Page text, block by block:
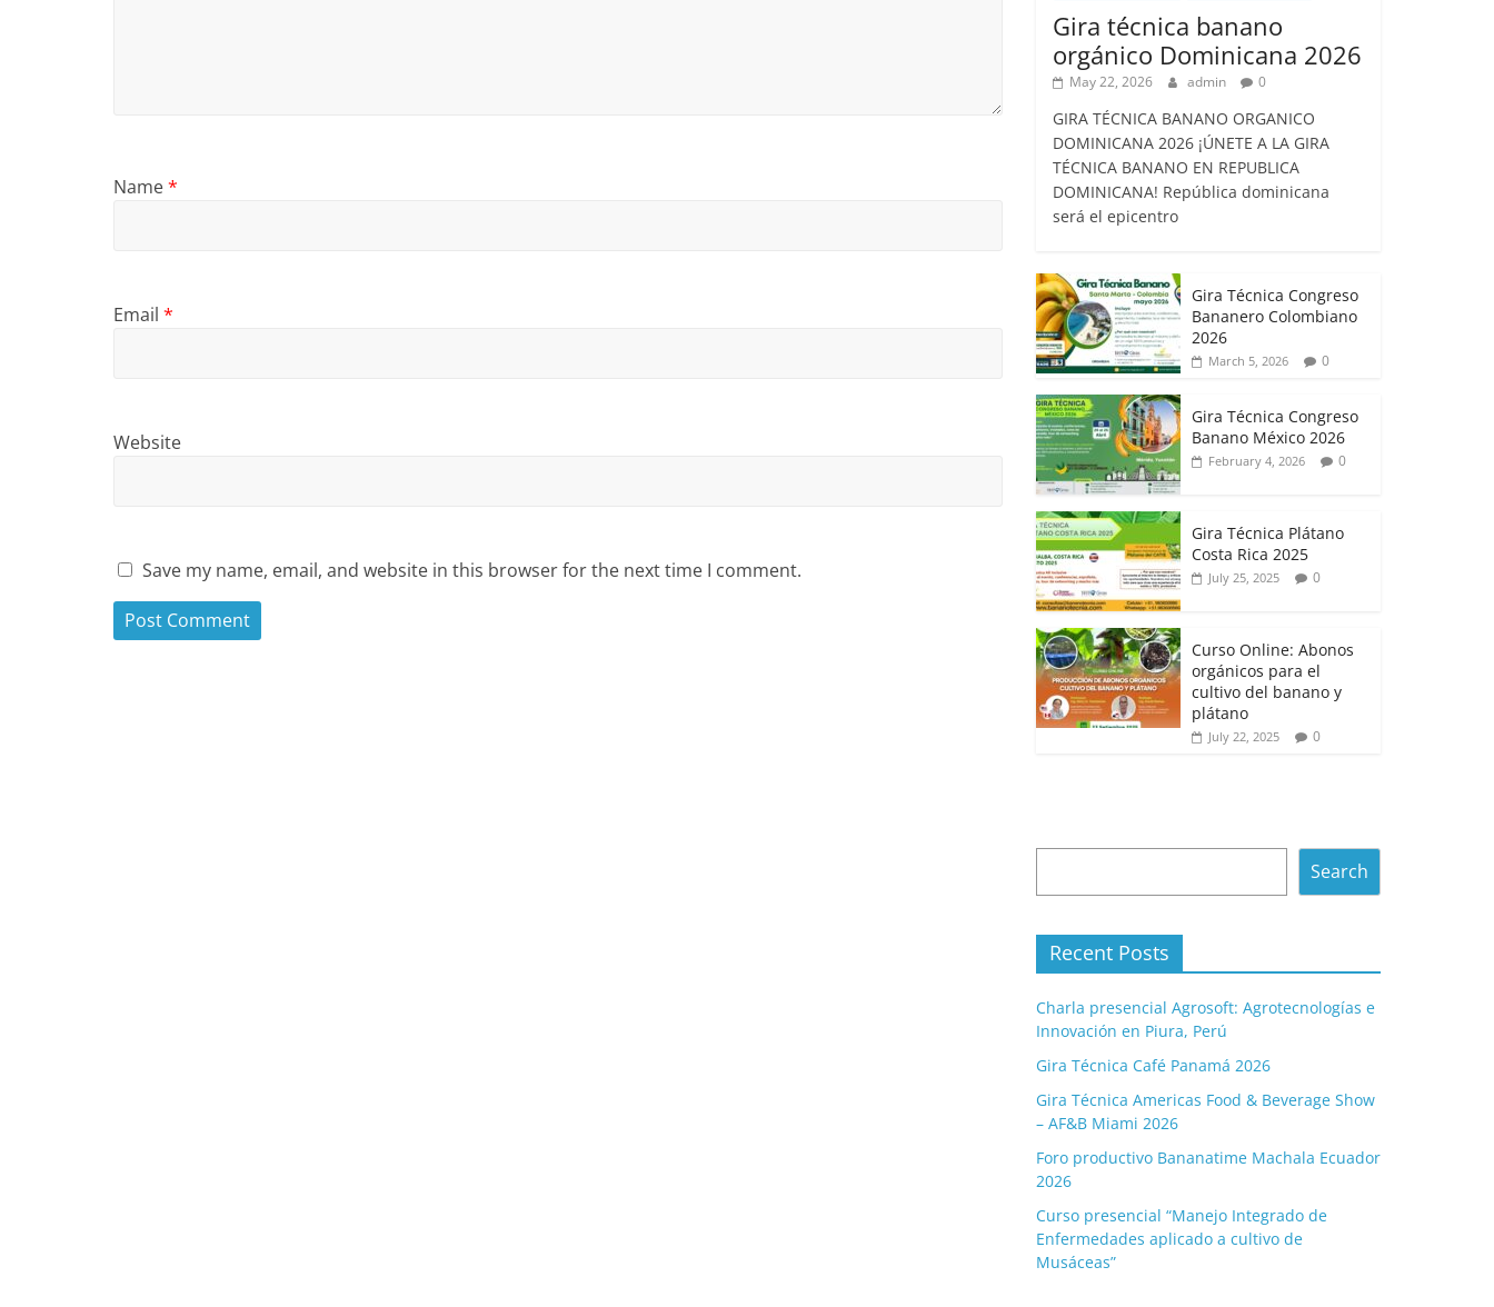
Name*
Email *
Website
Save my name, email, and website in this browser for the next time I comment.
Gira técnica banano
orgánico Dominicana 2026
May 22, 2026 admin 0
GIRA TÉCNICA BANANO ORGANICO
DOMINICANA 2026 ¡ÚNETE A LA GIRA
TÉCNICA BANANO EN REPUBLICA
DOMINICANA! República dominicana
será el epicentro
Gira Técnica Congreso
Bananero Colombiano
2026
March 5, 2026 0
Gira Técnica Congreso
Banano México 2026
February 4, 2026 0
Gira Técnica Plátano
Costa Rica 2025
July 25, 2025 0
Curso Online: Abonos
orgánicos para el
cultivo del banano y
plátano
July 22, 2025 0
Search
Recent Posts
Charla presencial Agrosoft: Agrotecnologías e
Innovación en Piura, Perú
Gira Técnica Café Panamá 2026
Gira Técnica Americas Food & Beverage Show
– AF&B Miami 2026
Foro productivo Bananatime Machala Ecuador
2026
Curso presencial “Manejo Integrado de
Enfermedades aplicado a cultivo de
Musáceas”